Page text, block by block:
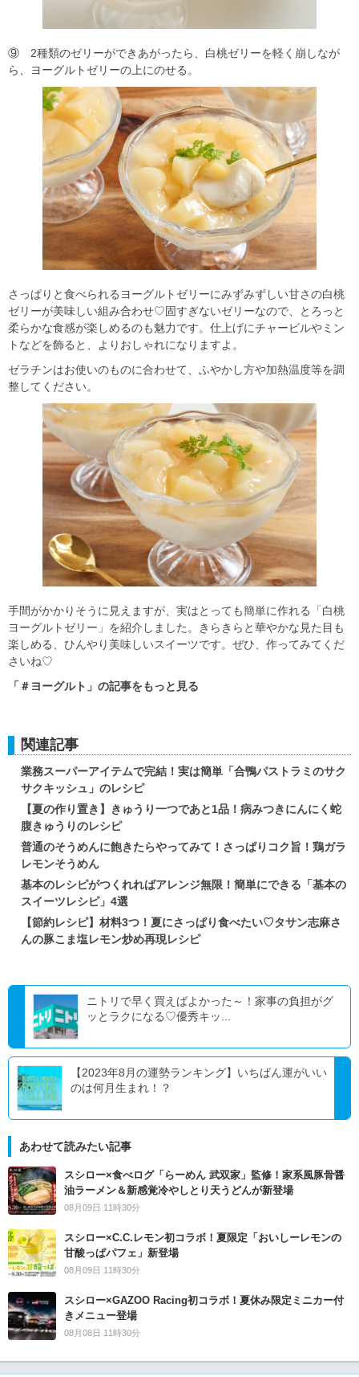
⑨ 2種類のゼリーができあがったら、白桃ゼリーを軽く崩しなが
ら、ヨーグルトゼリーの上にのせる。
さっぱりと食べられるヨーグルトゼリーにみずみずしい甘さの白桃
ゼリーが美味しい組み合わせ♡固すぎないゼリーなので、とろっと
柔らかな食感が楽しめるのも魅力です。仕上げにチャービルやミン
トなどを飾ると、よりおしゃれになりますよ。
ゼラチンはお使いのものに合わせて、ふやかし方や加熱温度等を調
整してください。
手間がかかりそうに見えますが、実はとっても簡単に作れる「白桃
ヨーグルトゼリー」を紹介しました。きらきらと華やかな見た目も
楽しめる、ひんやり美味しいスイーツです。ぜひ、作ってみてくだ
さいね♡
「＃ヨーグルト」の記事をもっと見る
関連記事
業務スーパーアイテムで完結！実は簡単「合鴨パストラミのサク
サクキッシュ」のレシピ
【夏の作り置き】きゅうり一つであと1品！病みつきにんにく蛇
腹きゅうりのレシピ
普通のそうめんに飽きたらやってみて！さっぱりコク旨！鶏ガラ
レモンそうめん
基本のレシピがつくれればアレンジ無限！簡単にできる「基本の
スイーツレシピ」4選
【節約レシピ】材料3つ！夏にさっぱり食べたい♡タサン志麻さ
んの豚こま塩レモン炒め再現レシピ
ニトリで早く買えばよかった～！家事の負担がグ
ッとラクになる♡優秀キッ...
【2023年8月の運勢ランキング】いちばん運がいい
のは何月生まれ！？
あわせて読みたい記事
スシロー×食べログ「らーめん 武双家」監修！家系風豚骨醤
油ラーメン＆新感覚冷やしとり天うどんが新登場
08月09日 11時30分
スシロー×C.C.レモン初コラボ！夏限定「おいしーレモンの
甘酸っぱパフェ」新登場
08月09日 11時30分
スシロー×GAZOO Racing初コラボ！夏休み限定ミニカー付
きメニュー登場
08月08日 11時30分